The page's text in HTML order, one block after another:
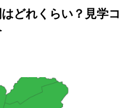
どれくらい？見学コ